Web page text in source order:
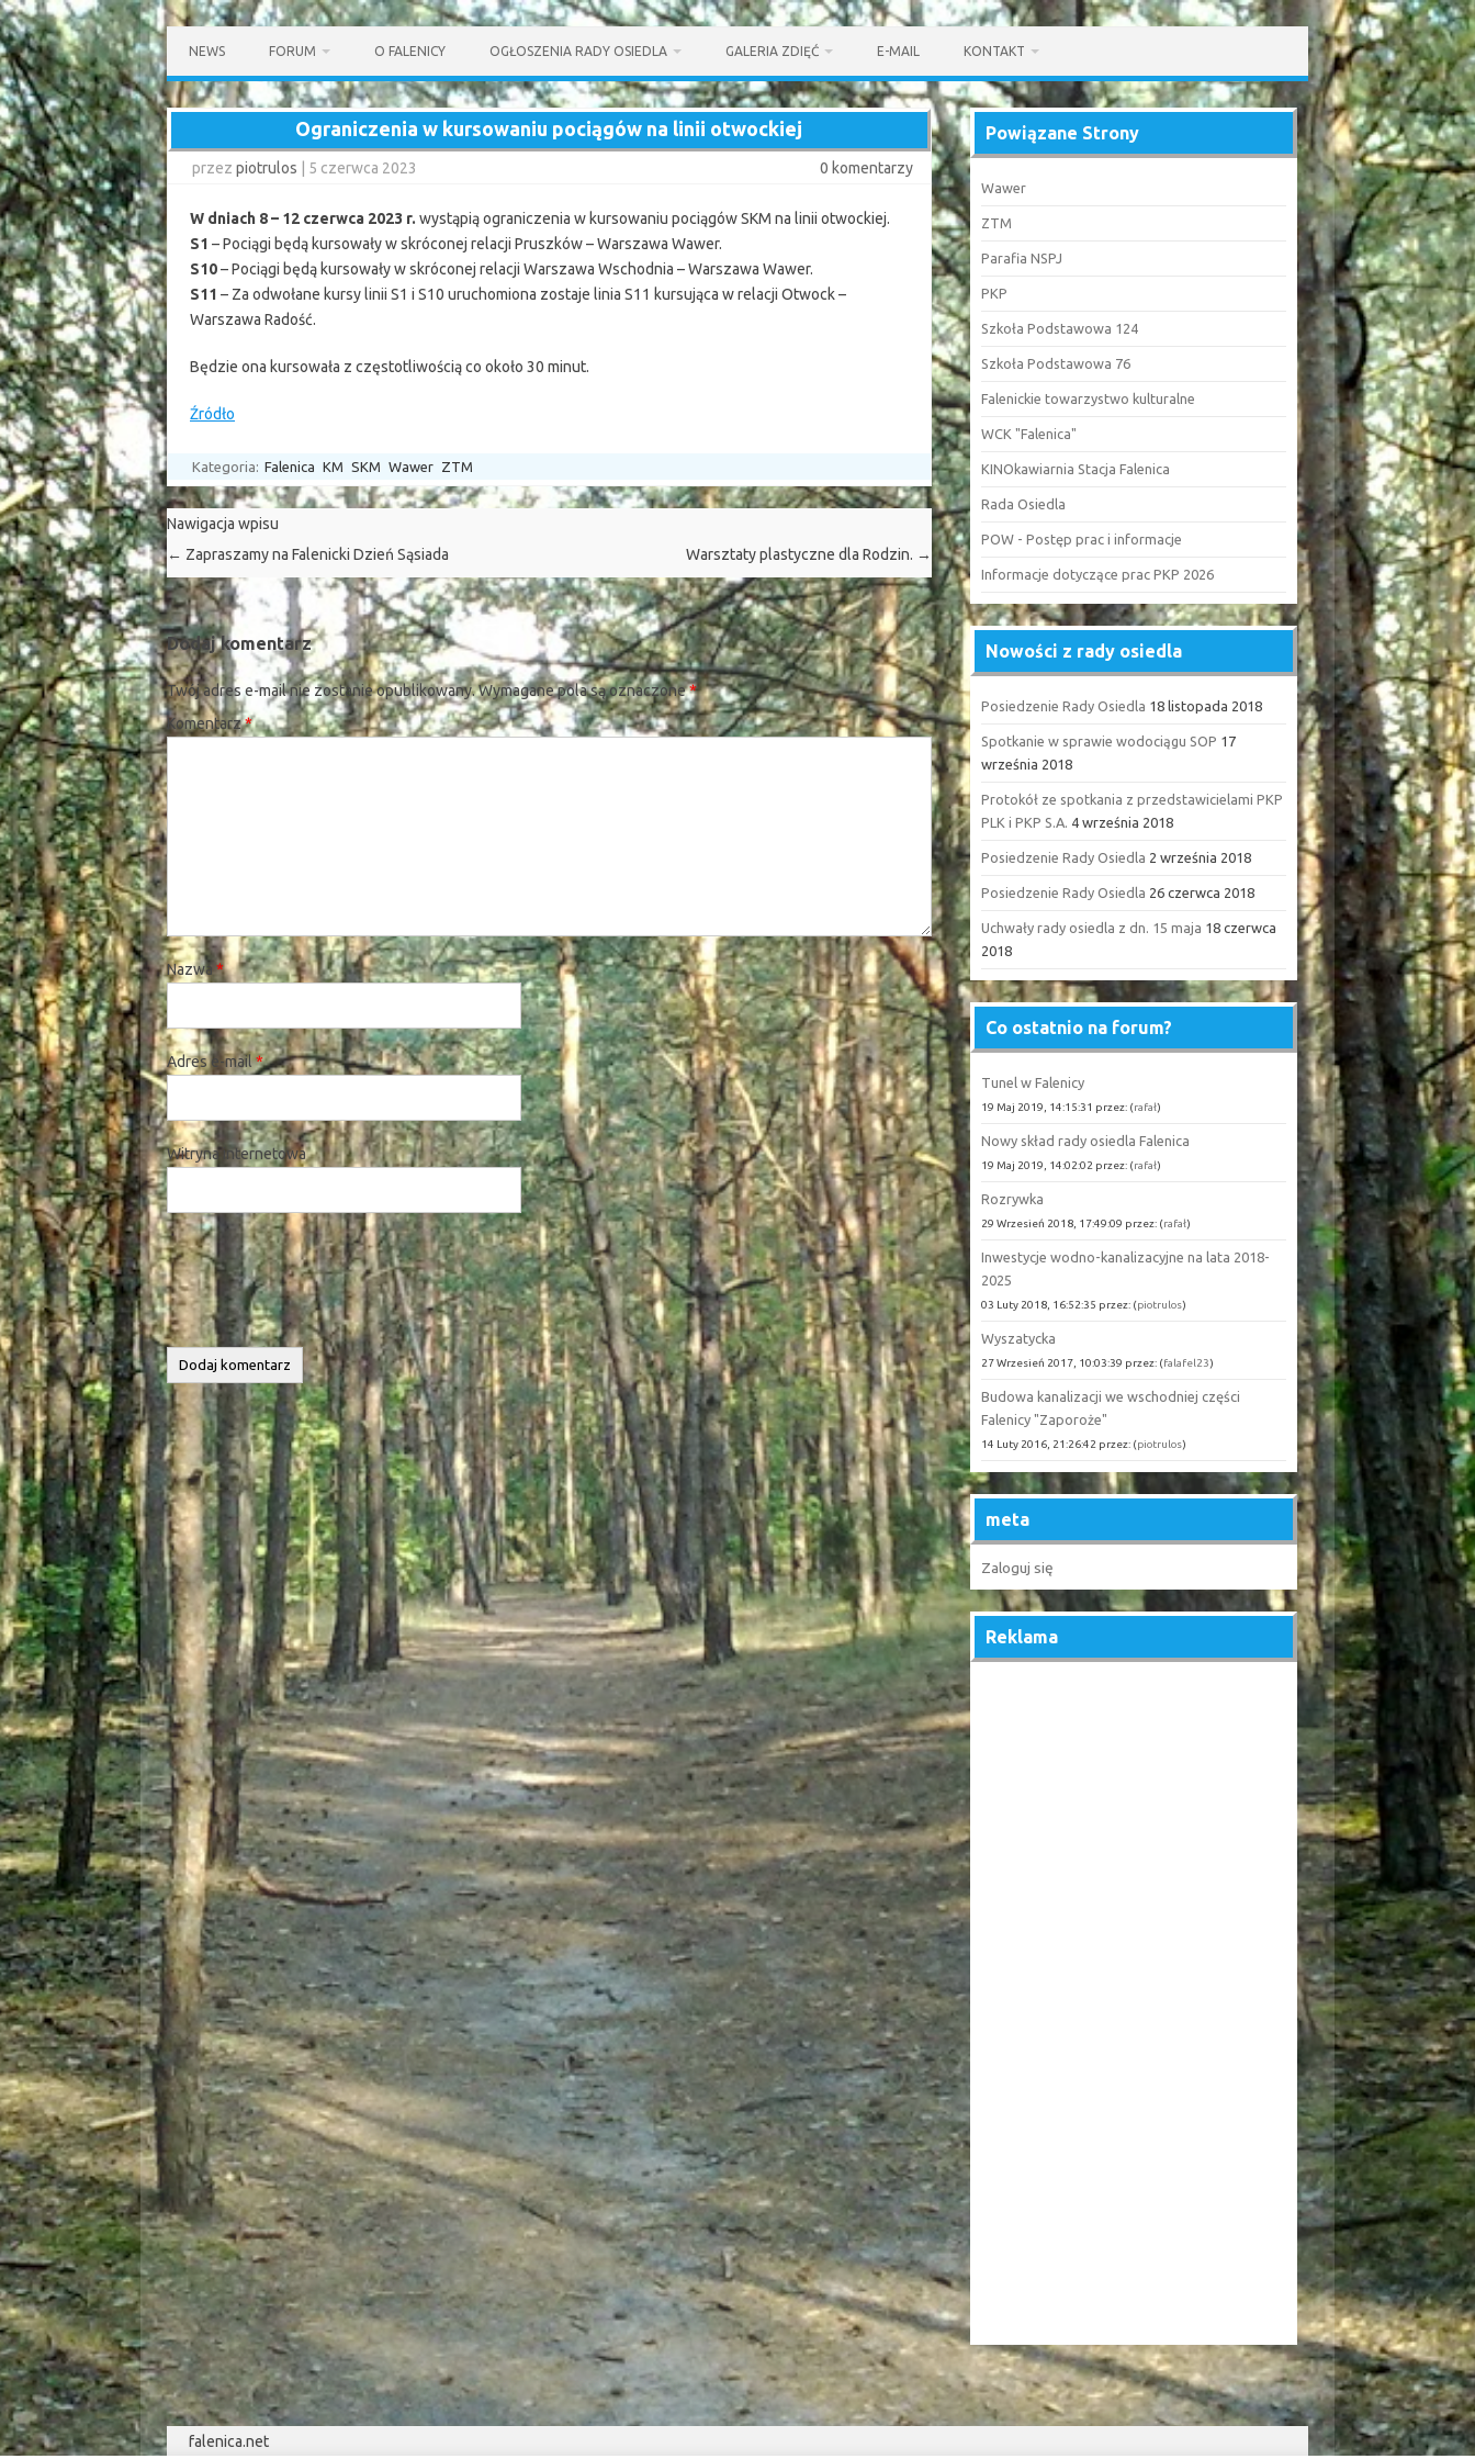
treści
NEWS FORUM O FALENICY OGŁOSZENIA RADY OSIEDLA GALERIA ZDIĘĆ E-MAIL KONTAKT
Ograniczenia w kursowaniu pociągów na linii otwockiej
przez piotrulos 5 czerwca 2023 0 komentarzy
W dniach 8 – 12 czerwca 2023 r. wystąpią ograniczenia w kursowaniu pociągów SKM na linii otwockiej.
S1 – Pociągi będą kursowały w skróconej relacji Pruszków – Warszawa Wawer.
S10– Pociągi będą kursowały w skróconej relacji Warszawa Wschodnia – Warszawa Wawer.
S11 – Za odwołane kursy linii S1 i S10 uruchomiona zostaje linia S11 kursująca w relacji Otwock –
Warszawa Radość.
Będzie ona kursowała z częstotliwością co około 30 minut.
Źródło
Kategoria: Falenica KM SKM Wawer ZTM
Nawigacja wpisu
← Zapraszamy na Falenicki Dzień Sąsiada Warsztaty plastyczne dla Rodzin. →
Dodaj komentarz
Twój adres e-mail nie zostanie opublikowany.Wymagane pola są oznaczone*
Komentarz*
Nazwa*
Adres e-mail*
Witryna internetowa
Powiązane Strony
Wawer
ZTM
Parafia NSPJ
PKP
Szkoła Podstawowa 124
Szkoła Podstawowa 76
Falenickie towarzystwo kulturalne
WCK "Falenica"
KINOkawiarnia Stacja Falenica
Rada Osiedla
POW - Postęp prac i informacje
Informacje dotyczące prac PKP 2026
Nowości z rady osiedla
Posiedzenie Rady Osiedla 18 listopada 2018
Spotkanie w sprawie wodociągu SOP 17
września 2018
Protokół ze spotkania z przedstawicielami PKP
PLK i PKP S.A. 4 września 2018
Posiedzenie Rady Osiedla 2 września 2018
Posiedzenie Rady Osiedla 26 czerwca 2018
Uchwały rady osiedla z dn. 15 maja 18 czerwca
2018
Co ostatnio na forum?
Tunel w Falenicy
19 Maj 2019, 14:15:31 przez: (rafał)
Nowy skład rady osiedla Falenica
19 Maj 2019, 14:02:02 przez: (rafał)
Rozrywka
29 Wrzesień 2018, 17:49:09 przez: (rafał)
Inwestycje wodno-kanalizacyjne na lata 2018-
2025
03 Luty 2018, 16:52:35 przez: (piotrulos)
Wyszatycka
27 Wrzesień 2017, 10:03:39 przez: (falafel23)
Budowa kanalizacji we wschodniej części
Falenicy "Zaporoże"
14 Luty 2016, 21:26:42 przez: (piotrulos)
meta
Zaloguj się
Reklama
falenica.net